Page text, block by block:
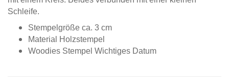
Schleife.
Stempelgröße ca. 3 cm
Material Holzstempel
Woodies Stempel Wichtiges Datum